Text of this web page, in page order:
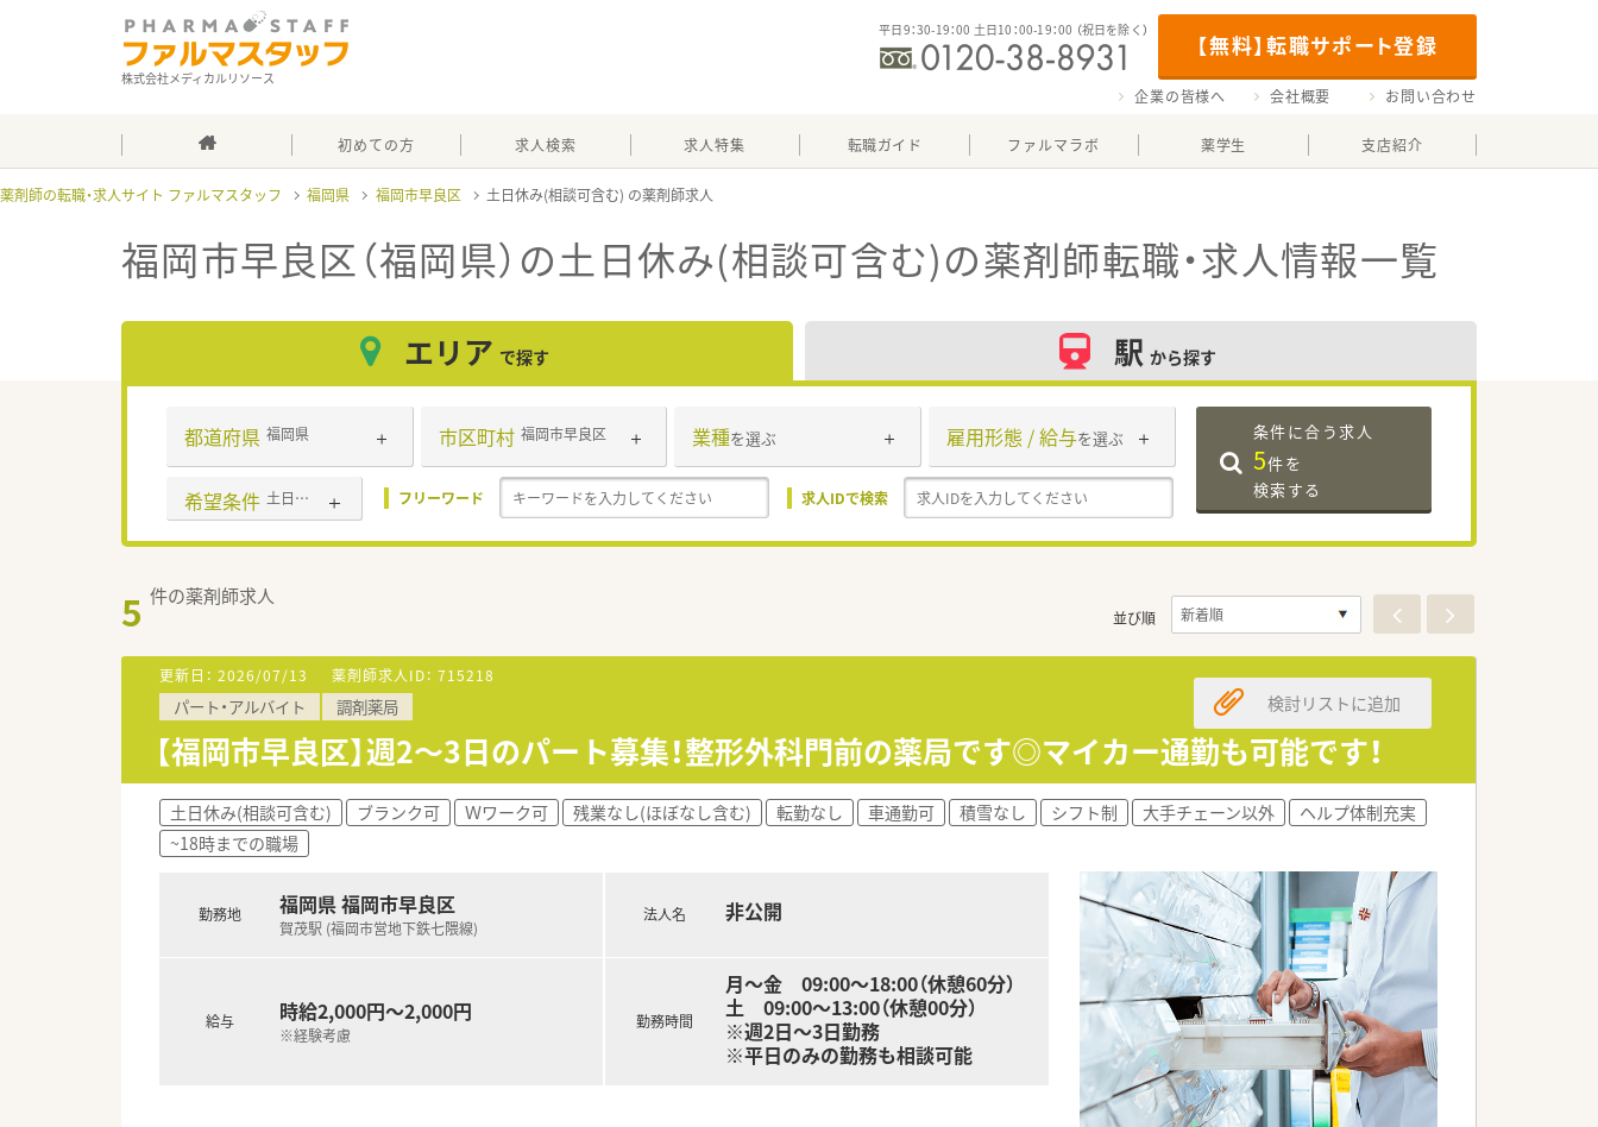
株式会社メディカルリソース
【無料】転職サポート登録
平日9：30-19：00 土日10：00-19：00 （祝日を除く）
企業の皆様へ 会社概要 お問い合わせ
初めての方 求人検索 求人特集 転職ガイド ファルマラボ 薬学生 支店紹介
薬剤師の転職・求人サイト ファルマスタッフ 福岡県 福岡市早良区 土日休み(相談可含む)
福岡市早良区（福岡県）の土日休み(相談可含む)の薬剤師転職・求人情報一覧
エリア で探す 駅 から探す
都道府県 福岡県 市区町村 福岡市早良区 業種を選ぶ 雇用形態 / 給与を選ぶ
希望条件 土日休み(相談可含む) フリーワード 求人IDで検索
条件に合う求人
5件を
検索する
5 件の薬剤師求人
並び順
更新日： 2026/07/13 薬剤師求人ID： 715218
パート・アルバイト 調剤薬局
【福岡市早良区】週2～3日のパート募集！整形外科門前の薬局です◎マイカー通勤も可能です！
検討リストに追加
土日休み(相談可含む) ブランク可 Ｗワーク可 残業なし(ほぼなし含む) 転勤なし 車通勤可 積雪なし シフト制 大手チェーン以外
ヘルプ体制充実
~18時までの職場
勤務地 福岡県 福岡市早良区
賀茂駅 (福岡市営地下鉄七隈線)
給与 時給2,000円～2,000円
※経験考慮
法人名 非公開
勤務時間
月～金 09:00～18:00（休憩60分）
土 09:00～13:00（休憩00分）
※週2日～3日勤務
※平日のみの勤務も相談可能